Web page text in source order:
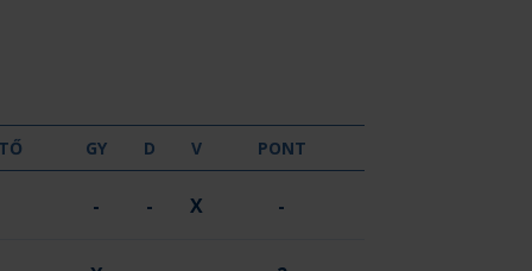
GYŐZELEM
GY DÖNTETLEN
D VERESÉG
V PONT
- - X -